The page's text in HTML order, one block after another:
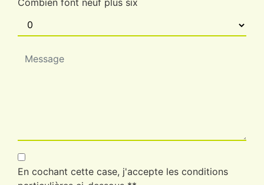
Combien font neuf plus six
En cochant cette case, j'accepte les conditions